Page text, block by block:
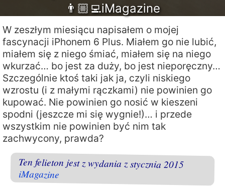
👨🏼‍💻iMagazine
W zeszłym miesiącu napisałem o mojej
fascynacji iPhonem 6 Plus. Miałem go nie lubić,
miałem się z niego śmiać, miałem się na niego
wkurzać… bo jest za duży, bo jest nieporęczny…
Szczególnie ktoś taki jak ja, czyli niskiego
wzrostu (i z małymi rączkami) nie powinien go
kupować. Nie powinien go nosić w kieszeni
spodni (jeszcze mi się wygnie!)… i przede
wszystkim nie powinien być nim tak
zachwycony, prawda?
Ten felieton jest z wydania z stycznia 2015
iMagazine